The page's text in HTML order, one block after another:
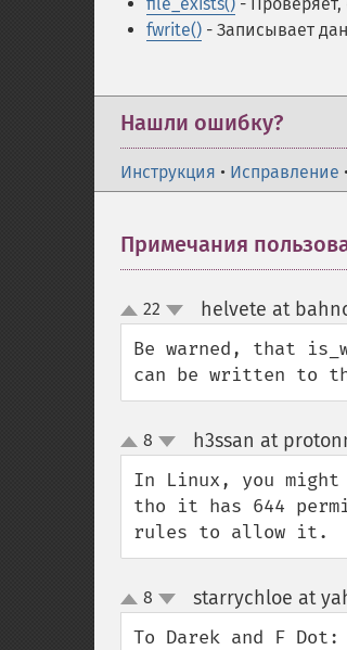
fwrite() - Записывает
Нашли ошибку?
Инструкция • Исправление •
Примечания
up
down
22 helvete at
Be warned, that
can be written to
up
down
8 h3ssan at
In Linux, you
tho it has 644
rules to allow it.
up
down
8 starrychloe at
To Darek and F